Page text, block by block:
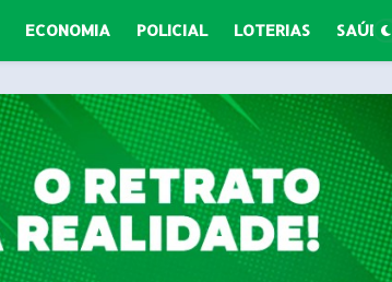
ECONOMIA POLICIAL LOTERIAS SAÚDE